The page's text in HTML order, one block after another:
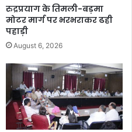
रुद्रप्रयाग के तिमली-बड़मा
मोटर मार्ग पर भरभराकर ढही
पहाड़ी
August 6, 2026